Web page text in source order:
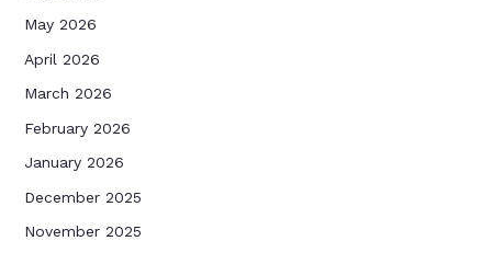
May 2026
April 2026
March 2026
February 2026
January 2026
December 2025
November 2025